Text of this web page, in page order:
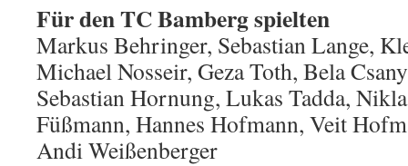
Für den TC Bamberg spielten
Markus Behringer, Sebastian Lange,
Michael Nosseir, Geza Toth, Bela
Sebastian Hornung, Lukas Tadda,
Füßmann, Hannes Hofmann, Veit
Andi Weißenberger